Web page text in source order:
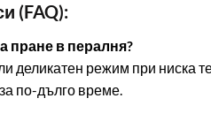
(FAQ):
пране в пералня?
деликатен режим при ниска
по-дълго време.